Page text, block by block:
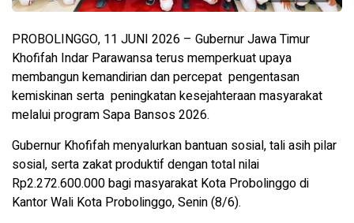
PROBOLINGGO, 11 JUNI 2026 – Gubernur Jawa Timur
Khofifah Indar Parawansa terus memperkuat upaya
membangun kemandirian dan percepat pengentasan
kemiskinan serta peningkatan kesejahteraan masyarakat
melalui program Sapa Bansos 2026.
Gubernur Khofifah menyalurkan bantuan sosial, tali asih pilar
sosial, serta zakat produktif dengan total nilai
Rp2.272.600.000 bagi masyarakat Kota Probolinggo di
Kantor Wali Kota Probolinggo, Senin (8/6).